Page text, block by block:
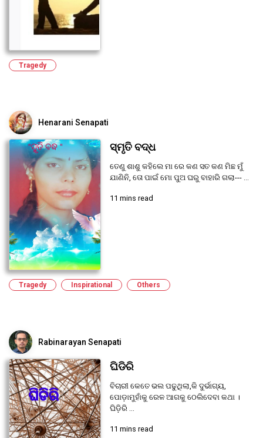
Tragedy
Henarani Senapati
ସ୍ମୃତି ବଦ୍ଧ
ତେଣୁ ଶାଶୁ କହିଲେ ମା ରେ କଣ ସତ କଣ ମିଛ ମୁଁ
ଯାଣିନି, ତୋ ପାଇଁ ମୋ ପୁଅ ଘରୁ ବାହାରି ଗଲା--- ...
11 mins read
Tragedy Inspirational Others
Rabinarayan Senapati
ଘିଡିରି
ବିଚାରୀ କେତେ ଭଲ ପଢୁଥିଲା,କି ଦୁର୍ଭାଗ୍ୟ,
ପୋଡ଼ାମୁହାଁକୁ ରେଳ ଆଗକୁ ଠେଲିଦେବା କଥା ।
ଘିଡ଼ିରି ...
11 mins read